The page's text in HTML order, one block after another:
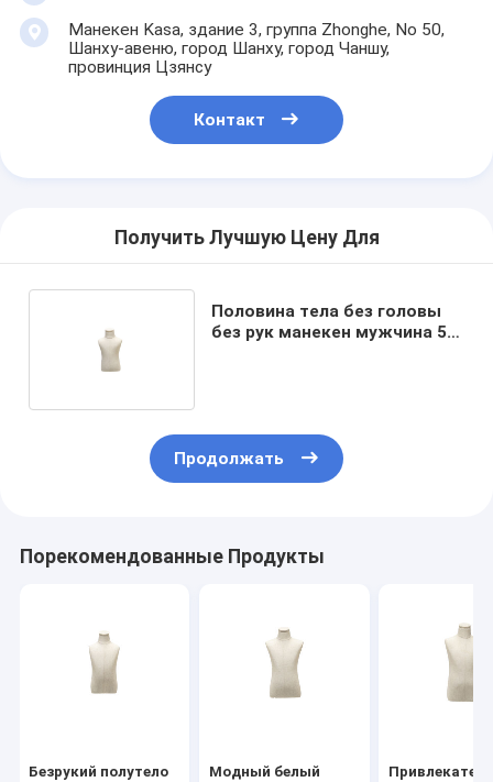
Манекен Kasa, здание 3, группа Zhonghe, No 50,
Шанху-авеню, город Шанху, город Чаншу,
провинция Цзянсу
Контакт
Получить Лучшую Цену Для
Половина тела без головы
без рук манекен мужчина 50
Продолжать
Порекомендованные Продукты
Безрукий полутело
Модный белый